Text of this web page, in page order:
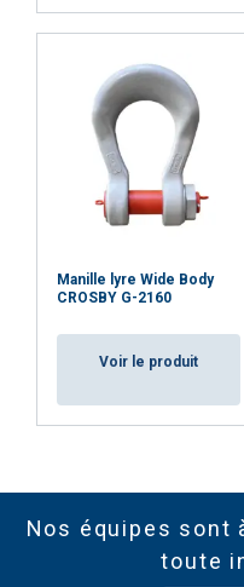
Manille lyre Wide Body
CROSBY G-2160
Voir le produit
Nos équipes sont
toute